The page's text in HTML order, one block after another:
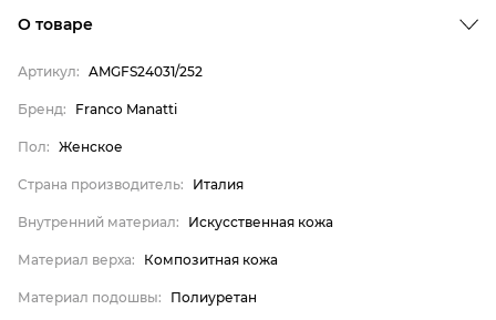
Страна производитель
Внутренний материал
Материал верха
Материал подошвы
Искусственная кожа
О товаре
Артикул: AMGFS24031/252
Бренд: Franco Manatti
Пол: Женское
Страна производитель: Италия
Внутренний материал: Искусственная кожа
Материал верха: Композитная кожа
Материал подошвы: Полиуретан